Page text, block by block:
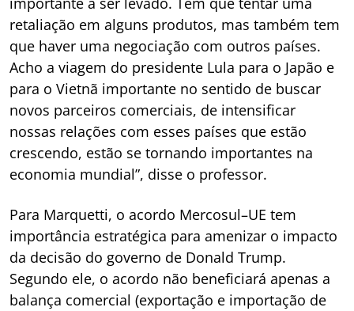
retaliação em alguns produtos, mas também tem
que haver uma negociação com outros países.
Acho a viagem do presidente Lula para o Japão e
para o Vietnã importante no sentido de buscar
novos parceiros comerciais, de intensificar
nossas relações com esses países que estão
crescendo, estão se tornando importantes na
economia mundial”, disse o professor.
Para Marquetti, o acordo Mercosul–UE tem
importância estratégica para amenizar o impacto
da decisão do governo de Donald Trump.
Segundo ele, o acordo não beneficiará apenas a
balança comercial (exportação e importação de